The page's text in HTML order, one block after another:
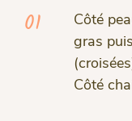
01
Côté
gras
Côté